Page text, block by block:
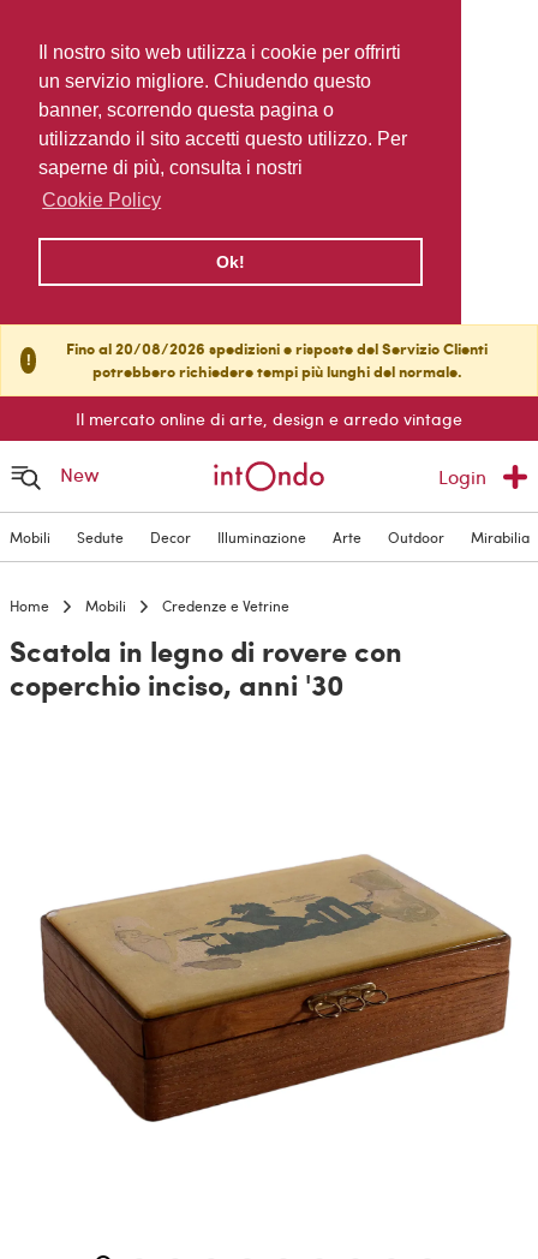
Il nostro sito web utilizza i cookie per offrirti
un servizio migliore. Chiudendo questo
banner, scorrendo questa pagina o
utilizzando il sito accetti questo utilizzo. Per
saperne di più, consulta i nostri
Cookie Policy
Ok!
!
Fino al 20/08/2026 spedizioni e risposte del Servizio Clienti
potrebbero richiedere tempi più lunghi del normale.
Il mercato online di arte, design e arredo vintage
New Login
Mobili Sedute Decor Illuminazione Arte Outdoor Mirabilia
Home Mobili Credenze e Vetrine
Scatola in legno di rovere con
coperchio inciso, anni '30